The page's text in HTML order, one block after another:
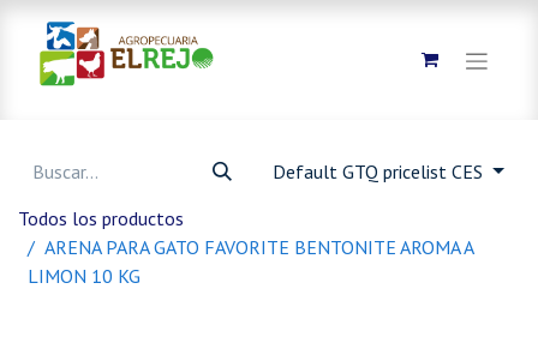
Default GTQ pricelist CES
Todos los productos
ARENA PARA GATO FAVORITE BENTONITE AROMA A
LIMON 10 KG